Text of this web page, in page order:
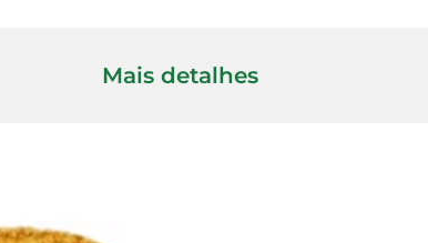
Mais detalhes